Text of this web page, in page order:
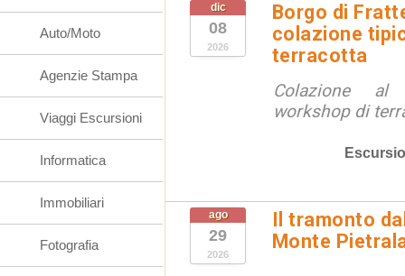
dic
08
2026
Borgo di
colazione
terracotta
Colazione al
workshop di
ago
29
2026
Il tramonto
Monte
Auto/Moto
Agenzie Stampa
Viaggi Escursioni
Informatica
Immobiliari
Fotografia